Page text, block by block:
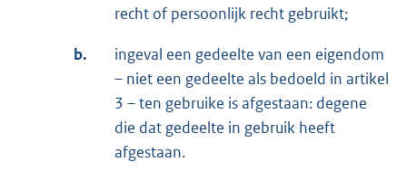
recht of persoonlijk recht gebruikt;
b.
ingeval een gedeelte van een eigendom
– niet een gedeelte als bedoeld in artikel
3 – ten gebruike is afgestaan: degene
die dat gedeelte in gebruik heeft
afgestaan.